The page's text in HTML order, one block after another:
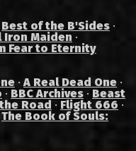
Best of the B'Sides ·
Iron Maiden ·
Fear to Eternity
·A Real Dead One ·
· BBC Archives · Beast
Road · Flight 666 ·
The Book of Souls: